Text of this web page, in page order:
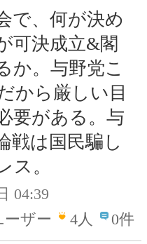
で、何が決め
可決成立&閣
か。与野党こ
から厳しい目
要がある。与
戦は国民騙し
ス。
04:39
ザー
4人 0件